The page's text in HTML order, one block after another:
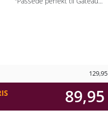
129,95
89,95